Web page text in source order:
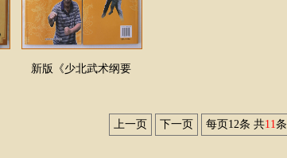
新版《少北武术纲要
上一页 下一页 每页12条 共11条